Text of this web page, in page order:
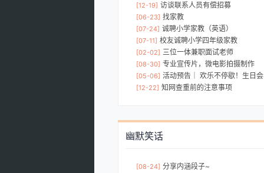
[12-19] 访谈联系人员有偿招募
[06-23] 找家教
[07-24] 诚聘小学家教（英语）
[07-11] 校友诚聘小学四年级家教
[02-02] 三位一体兼职面试老师
[08-30] 专业宣传片，微电影拍摄制作
[05-06] 活动预告｜ 欢乐不停歇！生日会
[12-22] 知网查重前的注意事项
幽默笑话
[08-24] 分享内涵段子~